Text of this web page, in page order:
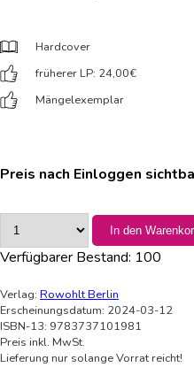
Hardcover
früherer LP: 24,00€
Mängelexemplar
Preis nach Einloggen
In den
Verfügbarer Bestand: 100
Verlag: Rowohlt Berlin
Erscheinungsdatum: 2024-03-12
ISBN-13: 9783737101981
Preis inkl. MwSt.
Lieferung nur solange Vorrat reicht!